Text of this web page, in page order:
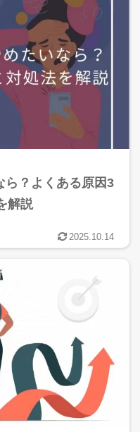
ら？よくある原因3
解説
2025.10.14